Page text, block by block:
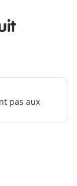
pas aux